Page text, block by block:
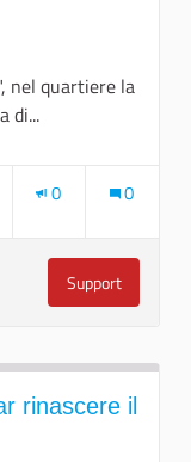
nel quartiere la
di...
0 0
Support
Realizzare
rinascere il